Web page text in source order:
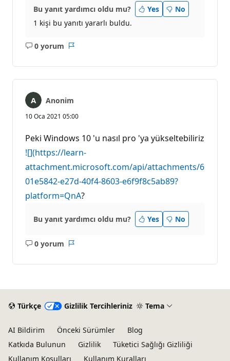
Bu yanıt yardımcı oldu mu? Yes
No
1 kişi bu yanıtı yararlı buldu.
0 yorum
Açıklama
Anonim
10 Oca 2021 05:00
Peki Windows 10 'u nasıl pro 'ya yükseltebiliriz
![](https://learn-
attachment.microsoft.com/api/attachments/6
01e5842-e27d-40f4-8603-e6f9f8c5ab89?
platform=QnA?
Bu yanıt yardımcı oldu mu? Yes No
0 yorum
Açıklama
Türkçe Gizlilik Tercihleriniz Tema
AI Bildirim Önceki Sürümler
Blog
Katkıda Bulunun
Gizlilik
Tüketici Sağlığı Gizliliği
Kullanım Koşulları
Kullanım Kuralları